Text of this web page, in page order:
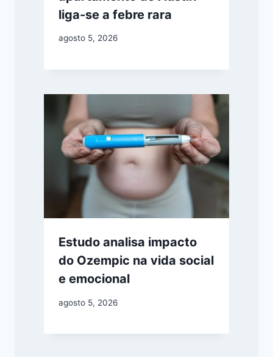
liga-se a febre rara
agosto 5, 2026
Estudo analisa impacto
do Ozempic na vida social
e emocional
agosto 5, 2026